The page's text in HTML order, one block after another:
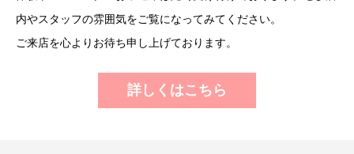
内やスタッフの雰囲気をご覧になってみてください。
ご来店を心よりお待ち申し上げております。
詳しくはこちら